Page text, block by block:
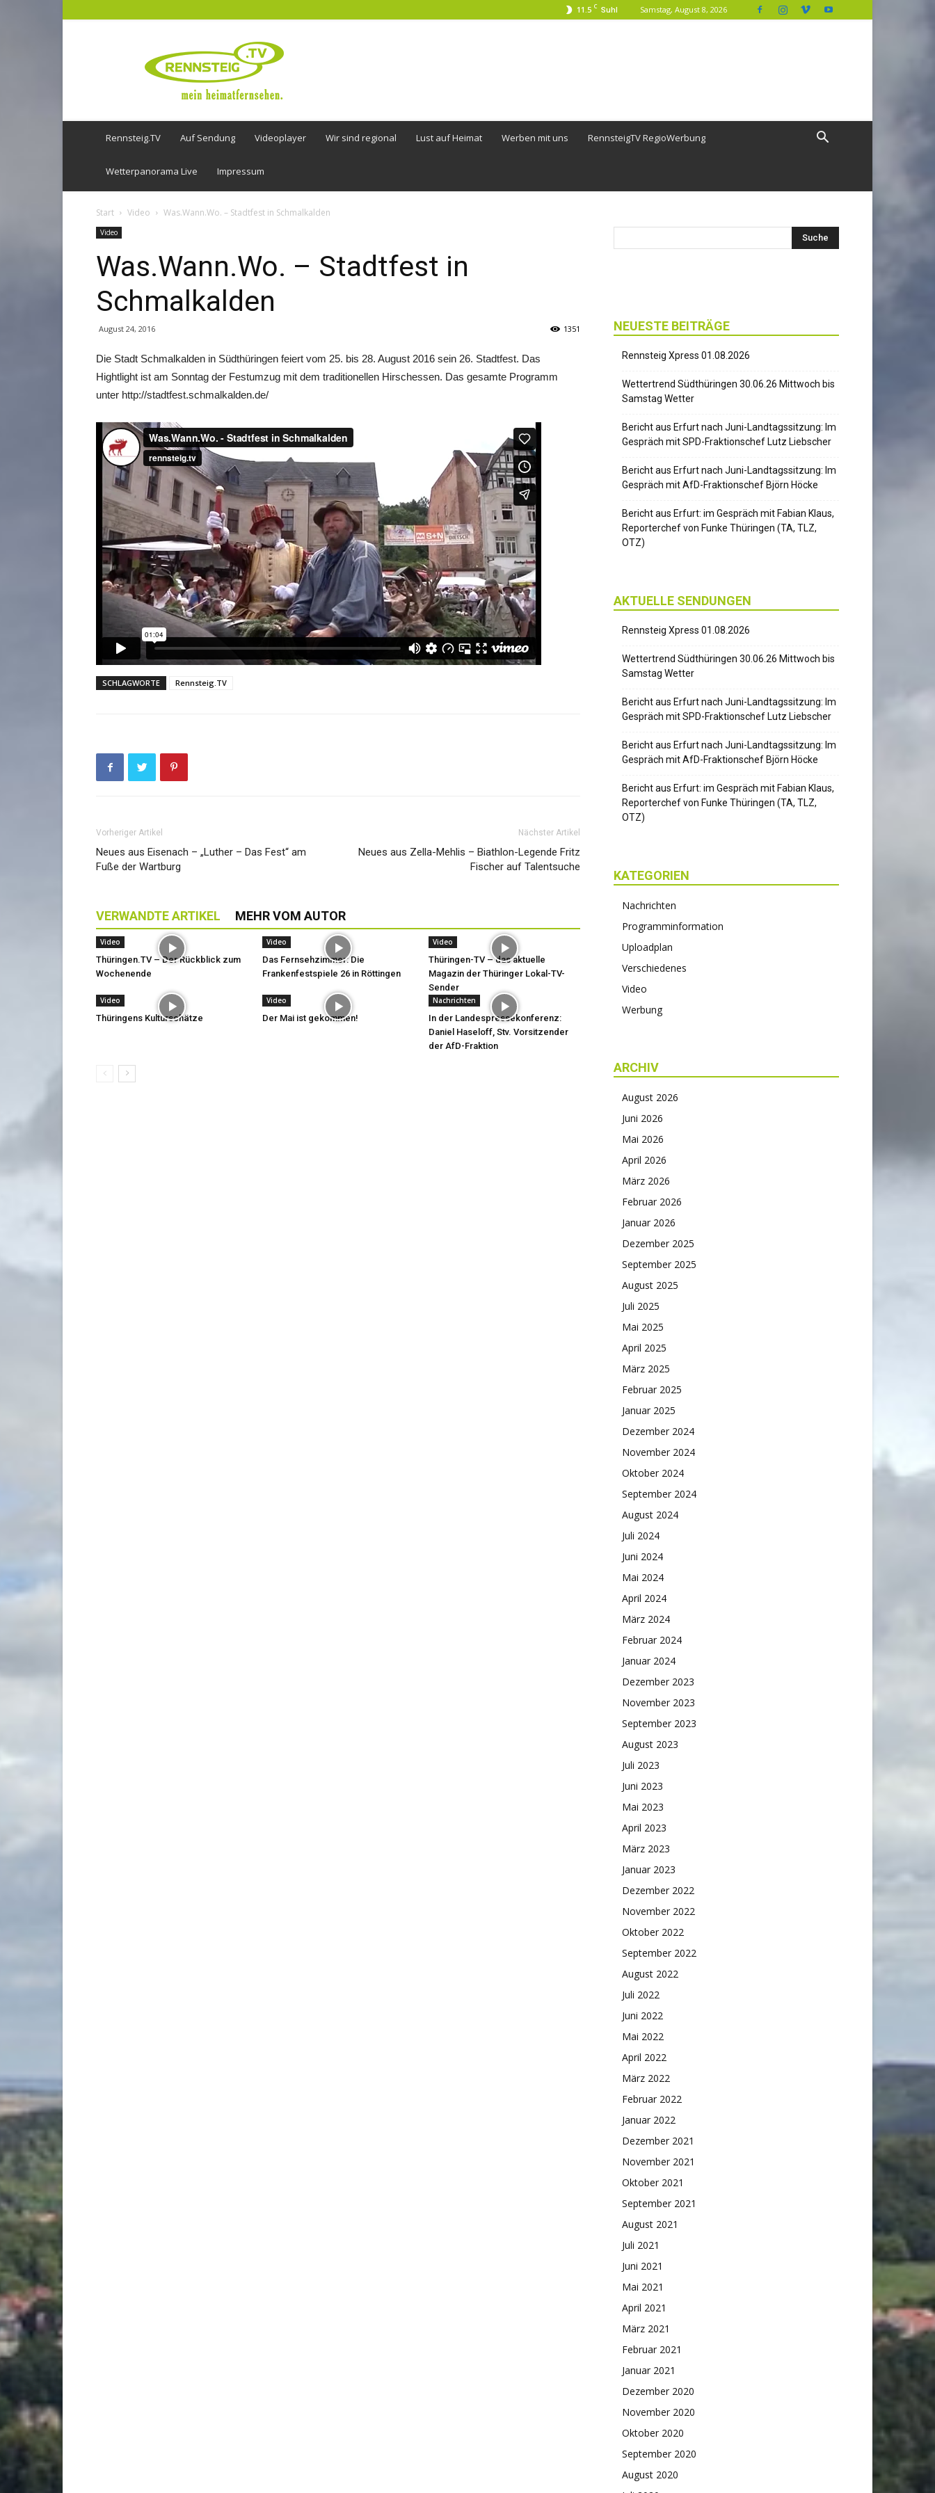
11.5 C Suhl Samstag, August 8, 2026
Rennsteig.TV Auf Sendung Videoplayer Wir sind regional Lust auf Heimat Werben mit uns RennsteigTV RegioWerbung
Wetterpanorama Live Impressum
Start Video Was.Wann.Wo. – Stadtfest in Schmalkalden
Video
Was.Wann.Wo. – Stadtfest in
Schmalkalden
August 24, 2016 1351
Die Stadt Schmalkalden in Südthüringen feiert vom 25. bis 28. August 2016 sein 26. Stadtfest. Das
Hightlight ist am Sonntag der Festumzug mit dem traditionellen Hirschessen. Das gesamte Programm
unter http://stadtfest.schmalkalden.de/
SCHLAGWORTE Rennsteig.TV
Vorheriger Artikel
Neues aus Eisenach – „Luther – Das Fest“ am
Fuße der Wartburg
Nächster Artikel
Neues aus Zella-Mehlis – Biathlon-Legende Fritz
Fischer auf Talentsuche
VERWANDTE ARTIKEL MEHR VOM AUTOR
Video
Thüringen.TV – Der Rückblick zum
Wochenende
Video
Das Fernsehzimmer: Die
Frankenfestspiele 26 in Röttingen
Video
Thüringen-TV – das aktuelle
Magazin der Thüringer Lokal-TV-
Sender
Video
Thüringens Kulturschätze
Video
Der Mai ist gekommen!
Nachrichten
In der Landespressekonferenz:
Daniel Haseloff, Stv. Vorsitzender
der AfD-Fraktion
NEUESTE BEITRÄGE
Rennsteig Xpress 01.08.2026
Wettertrend Südthüringen 30.06.26 Mittwoch bis
Samstag Wetter
Bericht aus Erfurt nach Juni-Landtagssitzung: Im
Gespräch mit SPD-Fraktionschef Lutz Liebscher
Bericht aus Erfurt nach Juni-Landtagssitzung: Im
Gespräch mit AfD-Fraktionschef Björn Höcke
Bericht aus Erfurt: im Gespräch mit Fabian Klaus,
Reporterchef von Funke Thüringen (TA, TLZ,
OTZ)
AKTUELLE SENDUNGEN
Rennsteig Xpress 01.08.2026
Wettertrend Südthüringen 30.06.26 Mittwoch bis
Samstag Wetter
Bericht aus Erfurt nach Juni-Landtagssitzung: Im
Gespräch mit SPD-Fraktionschef Lutz Liebscher
Bericht aus Erfurt nach Juni-Landtagssitzung: Im
Gespräch mit AfD-Fraktionschef Björn Höcke
Bericht aus Erfurt: im Gespräch mit Fabian Klaus,
Reporterchef von Funke Thüringen (TA, TLZ,
OTZ)
KATEGORIEN
Nachrichten
Programminformation
Uploadplan
Verschiedenes
Video
Werbung
ARCHIV
August 2026
Juni 2026
Mai 2026
April 2026
März 2026
Februar 2026
Januar 2026
Dezember 2025
September 2025
August 2025
Juli 2025
Mai 2025
April 2025
März 2025
Februar 2025
Januar 2025
Dezember 2024
November 2024
Oktober 2024
September 2024
August 2024
Juli 2024
Juni 2024
Mai 2024
April 2024
März 2024
Februar 2024
Januar 2024
Dezember 2023
November 2023
September 2023
August 2023
Juli 2023
Juni 2023
Mai 2023
April 2023
März 2023
Januar 2023
Dezember 2022
November 2022
Oktober 2022
September 2022
August 2022
Juli 2022
Juni 2022
Mai 2022
April 2022
März 2022
Februar 2022
Januar 2022
Dezember 2021
November 2021
Oktober 2021
September 2021
August 2021
Juli 2021
Juni 2021
Mai 2021
April 2021
März 2021
Februar 2021
Januar 2021
Dezember 2020
November 2020
Oktober 2020
September 2020
August 2020